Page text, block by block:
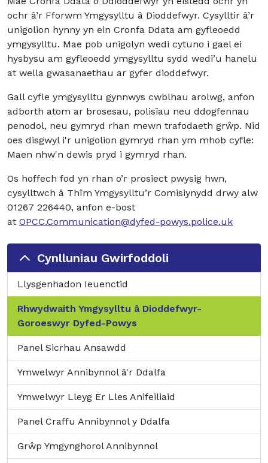
ochr â’r Fforwm Ymgysylltu â Dioddefwyr. Cysylltir â’r
unigolion hynny yn ein Cronfa Ddata am gyfleoedd
ymgysylltu. Mae pob unigolyn wedi cytuno i gael ei
hysbysu am gyfleoedd ymgysylltu sydd wedi’u hanelu
at wella gwasanaethau ar gyfer dioddefwyr.
Gall cyfle ymgysylltu gynnwys cwblhau arolwg, anfon
adborth atom ar brosesau, polisïau neu ddogfennau
penodol, neu gymryd rhan mewn trafodaeth grŵp. Nid
oes disgwyl i'r unigolion gymryd rhan ym mhob cyfle:
Maen nhw'n dewis pryd i gymryd rhan.
Os hoffech fod yn rhan o’r prosiect pwysig hwn,
cysylltwch â Thîm Ymgysylltu’r Comisiynydd drwy alw
01267 226440, anfon e-bost
at OPCC.Communication@dyfed-powys.police.uk
Cynlluniau Gwirfoddoli
Llysgenhadon Ieuenctid
Rhwydwaith Ymgysylltu â Dioddefwyr-
Goroeswyr Dyfed-Powys
Panel Sicrhau Ansawdd
Ymwelwyr Annibynnol â'r Ddalfa
Ymwelwyr Lleyg Er Lles Anifeiliaid
Panel Craffu Annibynnol y Ddalfa
Grŵp Ymgynghorol Annibynnol